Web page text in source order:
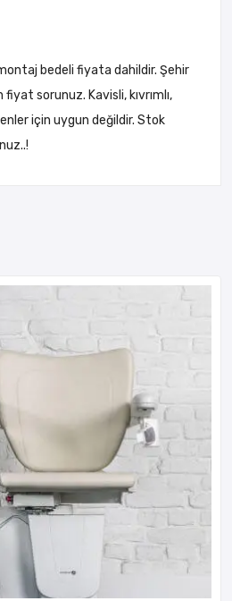
bedeli fiyata dahildir. Şehir
sorunuz. Kavisli, kıvrımlı,
için uygun değildir. Stok